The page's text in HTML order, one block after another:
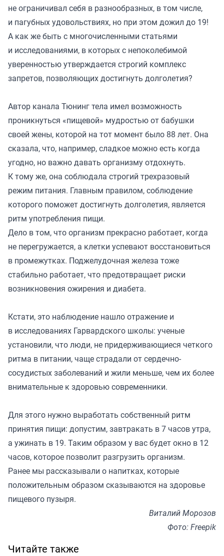
не ограничивал себя в разнообразных, в том числе,
и пагубных удовольствиях, но при этом дожил до 19!
А как же быть с многочисленными статьями
и исследованиями, в которых с непоколебимой
уверенностью утверждается строгий комплекс
запретов, позволяющих достигнуть долголетия?
Автор канала Тюнинг тела имел возможность
проникнуться «пищевой» мудростью от бабушки
своей жены, которой на тот момент было 88 лет. Она
сказала, что, например, сладкое можно есть когда
угодно, но важно давать организму отдохнуть.
К тому же, она соблюдала строгий трехразовый
режим питания. Главным правилом, соблюдение
которого поможет достигнуть долголетия, является
ритм употребления пищи.
Дело в том, что организм прекрасно работает, когда
не перегружается, а клетки успевают восстановиться
в промежутках. Поджелудочная железа тоже
стабильно работает, что предотвращает риски
возникновения ожирения и диабета.
Кстати, это наблюдение нашло отражение и
в исследованиях Гарвардского школы: ученые
установили, что люди, не придерживающиеся четкого
ритма в питании, чаще страдали от сердечно-
сосудистых заболеваний и жили меньше, чем их более
внимательные к здоровью современники.
Для этого нужно выработать собственный ритм
принятия пищи: допустим, завтракать в 7 часов утра,
а ужинать в 19. Таким образом у вас будет окно в 12
часов, которое позволит разгрузить организм.
Ранее мы рассказывали о напитках, которые
положительным образом сказываются на здоровье
пищевого пузыря.
Виталий Морозов
Фото: Freepik
Читайте также